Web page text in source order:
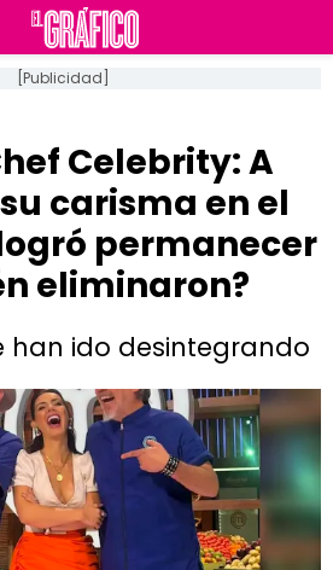
[Publicidad]
Celebrity: A
carisma en el
permanecer
eliminaron?
han ido desintegrando